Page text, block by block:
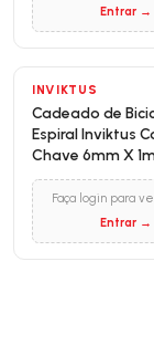
Entrar →
INVIKTUS
Cadeado de
Espiral Inviktus
Chave 6mm X
Faça login para
Entrar →